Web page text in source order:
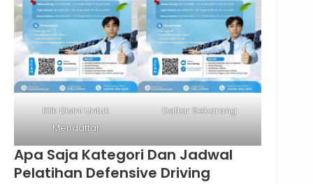
Klik Disini Untuk
Mendaftar
Daftar Sekarang
Apa Saja Kategori Dan Jadwal
Pelatihan Defensive Driving